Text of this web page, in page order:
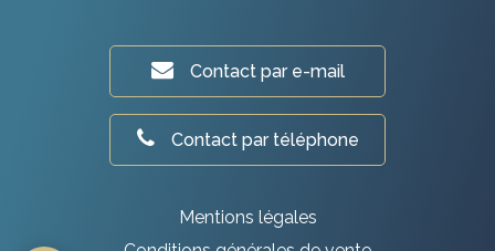
Contact par e-mail
Contact par téléphone
Mentions légales